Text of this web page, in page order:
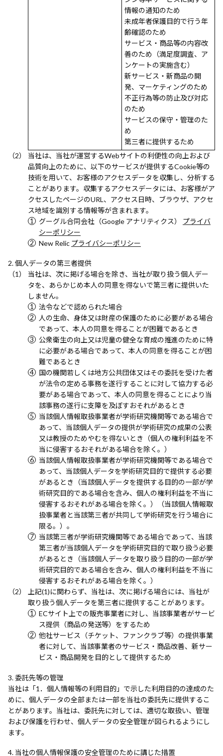
情報の通知のため
未成年者保護目的で行う年
齢確認のため
サービス・商品等の内容改
善のため（満足度調査、ア
ンケートの実施含む）
新サービス・新商品の開
発、マーケティングのため
不正行為等の防止及び対応
のため
サービスの保守・管理のた
め
第三者に提供するため
当社は、当社が運営するWebサイトの利便性の向上および
品質向上のために、以下のサービスが提供するCookie等の
技術を用いて、お客様のアクセスデータを収集し、分析する
ことがあります。収集するアクセスデータには、お客様がア
クセスしたページのURL、アクセス日時、ブラウザ、アクセ
ス地域を識別する情報等が含まれます。
グーグル合同会社（Google アナリティクス） プライバ
シーポリシー
New Relic プライバシーポリシー
個人データの第三者提供
当社は、次に掲げる場合を除き、当社が取り扱う個人デー
タを、あらかじめ本人の同意を得ないで第三者に提供いた
しません。
法令などで認められた場合
人の生命、身体又は財産の保護のために必要がある場合
であって、本人の同意を得ることが困難であるとき
公衆衛生の向上又は児童の健全な育成の推進のために特
に必要がある場合であって、本人の同意を得ることが困
難であるとき
国の機関若しくは地方公共団体又はその委託を受けた者
が法令の定める事務を遂行することに対して協力する必
要がある場合であって、本人の同意を得ることにより当
該事務の遂行に支障を及ぼすおそれがあるとき
当該個人情報取扱事業者が学術研究機関等である場合で
あって、当該個人データの提供が学術研究の成果の公表
又は教授のためやむを得ないとき（個人の権利利益を不
当に侵害するおそれがある場合を除く。）
当該個人情報取扱事業者が学術研究機関等である場合で
あって、当該個人データを学術研究目的で提供する必要
があるとき（当該個人データを提供する目的の一部が学
術研究目的である場合を含み、個人の権利利益を不当に
侵害するおそれがある場合を除く。）（当該個人情報取
扱事業者と当該第三者が共同して学術研究を行う場合に
限る。）。
当該第三者が学術研究機関等である場合であって、当該
第三者が当該個人データを学術研究目的で取り扱う必要
があるとき（当該個人データを取り扱う目的の一部が学
術研究目的である場合を含み、個人の権利利益を不当に
侵害するおそれがある場合を除く。）
上記(1)に関わらず、当社は、次に掲げる場合には、当社が
取り扱う個人データを第三者に提供することがあります。
ECサイト上での販売事業者に対し、当該事業者がサービ
ス提供（商品の発送等）をするため
他社サービス（チケット、ファンクラブ等）の提供事業
者に対して、当該事業者のサービス・商品改善、新サー
ビス・商品開発を目的として提供するため
委託先等の管理
当社は「1．個人情報等の利用目的」で示した利用目的の達成のた
めに、個人データの全部または一部を当社の委託先に提供するこ
とがあります。当社は、委託先に対しては、適切な取扱い、管理
および保護を行わせ、個人データの安全管理が図られるようにし
ます。
当社の個人情報保護の安全管理のために講じた措置